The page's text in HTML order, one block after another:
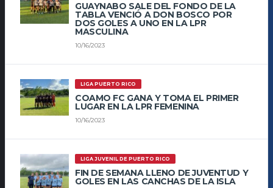
GUAYNABO SALE DEL FONDO DE LA
TABLA VENCIÓ A DON BOSCO POR
DOS GOLES A UNO EN LA LPR
MASCULINA
10/16/2023
LIGA PUERTO RICO
COAMO FC GANA Y TOMA EL PRIMER
LUGAR EN LA LPR FEMENINA
10/16/2023
LIGA JUVENIL DE PUERTO RICO
FIN DE SEMANA LLENO DE JUVENTUD Y
GOLES EN LAS CANCHAS DE LA ISLA